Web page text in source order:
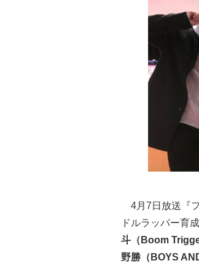
4月7日放送『
ドルラッパー育
斗（Boom
野勝（BOYS